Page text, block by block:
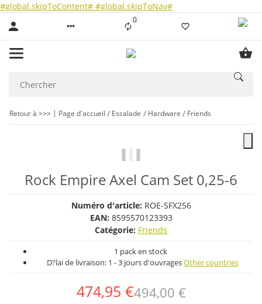
#global.skipToContent# #global.skipToNav#
0Liste ist leer
Retour à >>> Page d'accueil Escalade Hardware Friends
Rock Empire Axel Cam Set 0,25-6
Numéro d'article: ROE-SFX256
EAN: 8595570123393
Catégorie: Friends
1 pack en stock
D?lai de livraison: 1 - 3 jours d'ouvragesOther countries
474,95 €494,00 €